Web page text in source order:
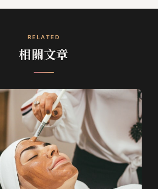
RELATED
相關文章